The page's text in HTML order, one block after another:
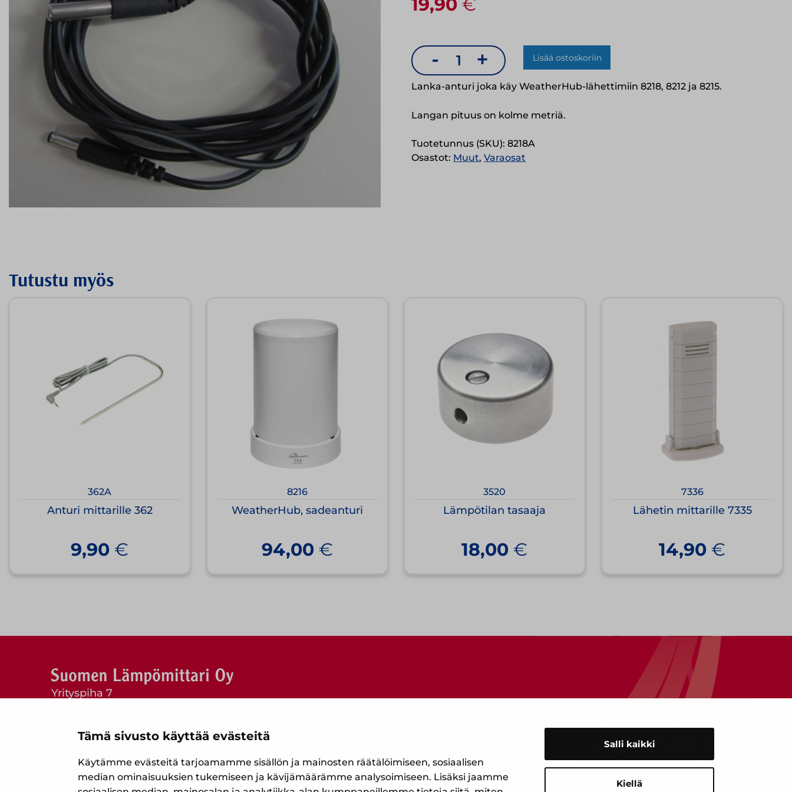
Tämä sivusto käyttää evästeitä
Käytämme evästeitä tarjoamamme sisällön ja mainosten räätälöimiseen, sosiaalisen
median ominaisuuksien tukemiseen ja kävijämäärämme analysoimiseen. Lisäksi jaamme
Salli kaikki
Kiellä
19,90 €
-
Lanka-
anturi
8218,
ja
+ Lisää ostoskoriin
Lanka-anturi joka käy WeatherHub-lähettimiin 8218, 8212 ja 8215.
Langan pituus on kolme metriä.
Tuotetunnus (SKU):8218A
Osastot: Muut,Varaosat
Tutustu myös
362A
Anturi mittarille 362
9,90 €
8216
WeatherHub, sadeanturi
94,00 €
3520
Lämpötilan tasaaja
18,00 €
7336
Lähetin mittarille 7335
14,90 €
Yrityspiha 7
myynti@suomenlampomittari.fi
Tietosuojaseloste